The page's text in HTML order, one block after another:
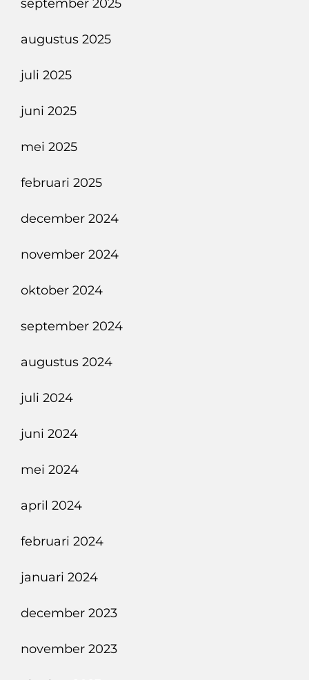
september 2025
augustus 2025
juli 2025
juni 2025
mei 2025
februari 2025
december 2024
november 2024
oktober 2024
september 2024
augustus 2024
juli 2024
juni 2024
mei 2024
april 2024
februari 2024
januari 2024
december 2023
november 2023